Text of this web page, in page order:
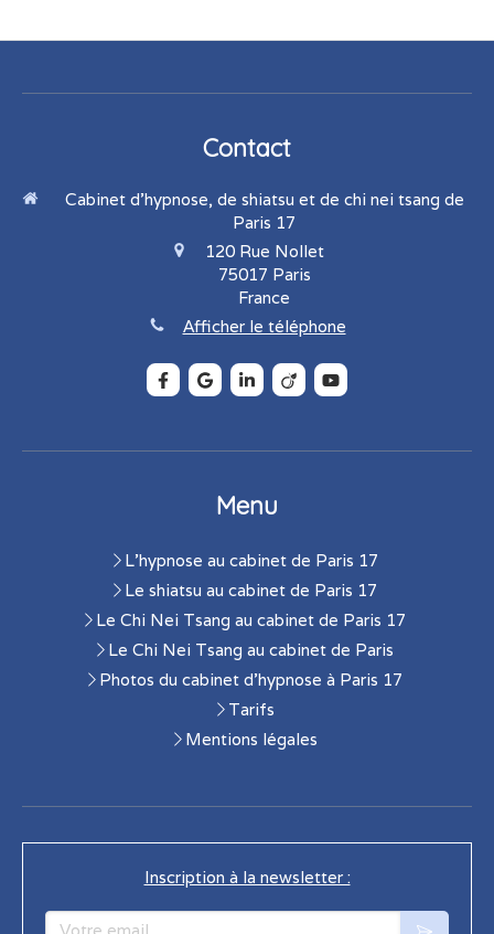
Contact
Cabinet d'hypnose, de shiatsu et de chi nei tsang de
Paris 17
120 Rue Nollet
75017 Paris
France
Afficher le téléphone
Menu
L'hypnose au cabinet de Paris 17
Le shiatsu au cabinet de Paris 17
Le Chi Nei Tsang au cabinet de Paris 17
Le Chi Nei Tsang au cabinet de Paris
Photos du cabinet d'hypnose à Paris 17
Tarifs
Mentions légales
Inscription à la newsletter :
Votre email